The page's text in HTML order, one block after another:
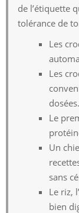
de l’étiquette
tolérance de
Les
Les
dosées.
Le
Un
sans
Le riz,
bien